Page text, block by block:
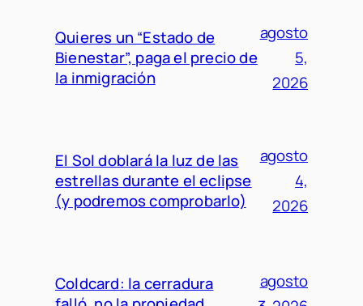
Quieres un “Estado de
Bienestar”, paga el precio de
la inmigración
agosto
5,
2026
El Sol doblará la luz de las
estrellas durante el eclipse
(y podremos comprobarlo)
agosto
4,
2026
Coldcard: la cerradura
agosto